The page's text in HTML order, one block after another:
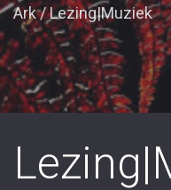
Ark/Lezing|Muziek